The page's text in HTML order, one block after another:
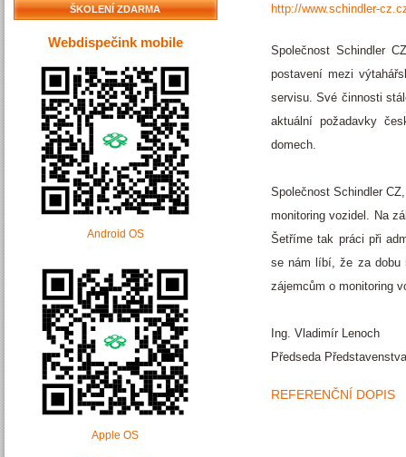
ŠKOLENÍ ZDARMA
Webdispečink mobile
Android OS
Apple OS
http://www.schindler-
Společnost Schindler
postavení mezi
servisu. Své činnosti
aktuální požadavky
domech.
Společnost Schindler
monitoring vozidel. Na
Šetříme tak práci při
se nám líbí, že za dobu
zájemcům o monitoring
Ing. Vladimír Lenoch
Předseda Představenstva
REFERENČNÍ DOPIS